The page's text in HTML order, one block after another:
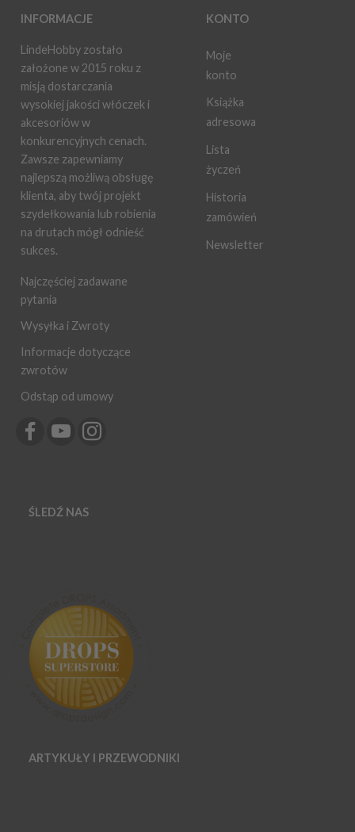
INFORMACJE
LindeHobby zostało
założone w 2015 roku z
misją dostarczania
wysokiej jakości włóczek i
akcesoriów w
konkurencyjnych cenach.
Zawsze zapewniamy
najlepszą możliwą obsługę
klienta, aby twój projekt
szydełkowania lub robienia
na drutach mógł odnieść
sukces.
Najczęściej zadawane
pytania
Wysyłka i Zwroty
Informacje dotyczące
zwrotów
Odstąp od umowy
KONTO
Moje
konto
Książka
adresowa
Lista
życzeń
Historia
zamówień
Newsletter
ŚLEDŹ NAS
ARTYKUŁY I PRZEWODNIKI